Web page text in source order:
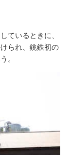
ているときに、
られ、銚鉄初の
。